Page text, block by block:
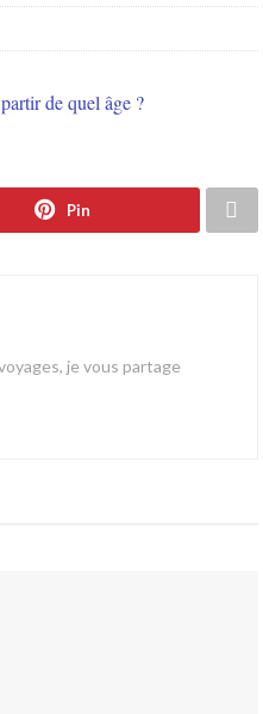
de quel âge ?
Pin
je vous partage